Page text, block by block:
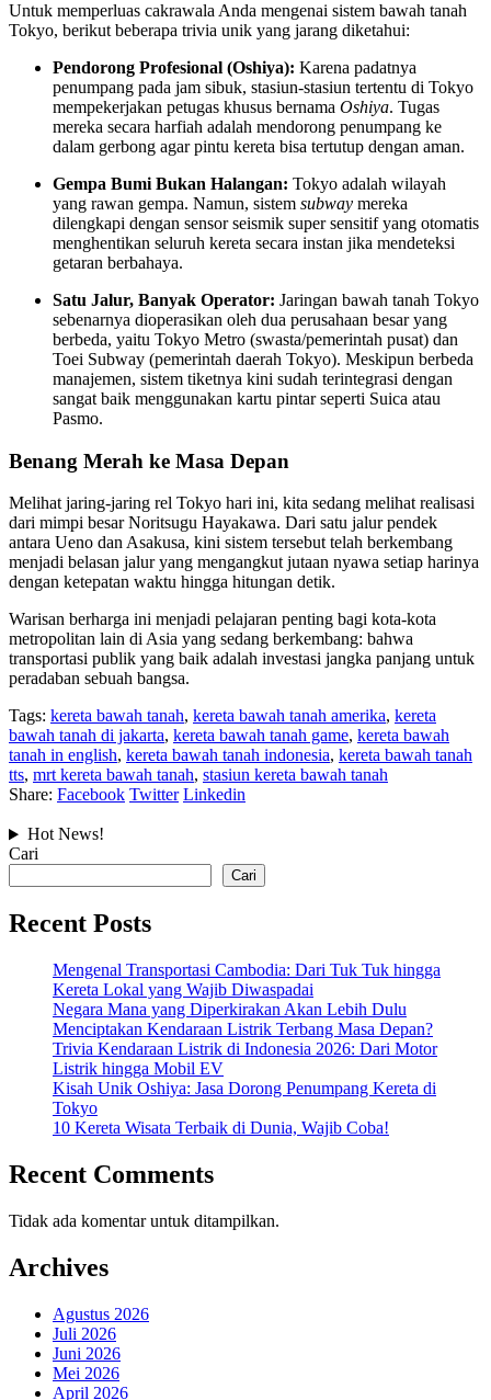
Untuk memperluas cakrawala Anda mengenai sistem bawah tanah
Tokyo, berikut beberapa trivia unik yang jarang diketahui:
Pendorong Profesional (Oshiya): Karena padatnya
penumpang pada jam sibuk, stasiun-stasiun tertentu di Tokyo
mempekerjakan petugas khusus bernama Oshiya. Tugas
mereka secara harfiah adalah mendorong penumpang ke
dalam gerbong agar pintu kereta bisa tertutup dengan aman.
Gempa Bumi Bukan Halangan: Tokyo adalah wilayah
yang rawan gempa. Namun, sistem subway mereka
dilengkapi dengan sensor seismik super sensitif yang otomatis
menghentikan seluruh kereta secara instan jika mendeteksi
getaran berbahaya.
Satu Jalur, Banyak Operator: Jaringan bawah tanah Tokyo
sebenarnya dioperasikan oleh dua perusahaan besar yang
berbeda, yaitu Tokyo Metro (swasta/pemerintah pusat) dan
Toei Subway (pemerintah daerah Tokyo). Meskipun berbeda
manajemen, sistem tiketnya kini sudah terintegrasi dengan
sangat baik menggunakan kartu pintar seperti Suica atau
Pasmo.
Benang Merah ke Masa Depan
Melihat jaring-jaring rel Tokyo hari ini, kita sedang melihat realisasi
dari mimpi besar Noritsugu Hayakawa. Dari satu jalur pendek
antara Ueno dan Asakusa, kini sistem tersebut telah berkembang
menjadi belasan jalur yang mengangkut jutaan nyawa setiap harinya
dengan ketepatan waktu hingga hitungan detik.
Warisan berharga ini menjadi pelajaran penting bagi kota-kota
metropolitan lain di Asia yang sedang berkembang: bahwa
transportasi publik yang baik adalah investasi jangka panjang untuk
peradaban sebuah bangsa.
Tags: kereta bawah tanah, kereta bawah tanah amerika, kereta
bawah tanah di jakarta, kereta bawah tanah game, kereta bawah
tanah in english, kereta bawah tanah indonesia, kereta bawah tanah
tts, mrt kereta bawah tanah, stasiun kereta bawah tanah
Share: Facebook Twitter Linkedin
Hot News!
Cari
Cari
Recent Posts
Mengenal Transportasi Cambodia: Dari Tuk Tuk hingga
Kereta Lokal yang Wajib Diwaspadai
Negara Mana yang Diperkirakan Akan Lebih Dulu
Menciptakan Kendaraan Listrik Terbang Masa Depan?
Trivia Kendaraan Listrik di Indonesia 2026: Dari Motor
Listrik hingga Mobil EV
Kisah Unik Oshiya: Jasa Dorong Penumpang Kereta di
Tokyo
10 Kereta Wisata Terbaik di Dunia, Wajib Coba!
Recent Comments
Tidak ada komentar untuk ditampilkan.
Archives
Agustus 2026
Juli 2026
Juni 2026
Mei 2026
April 2026